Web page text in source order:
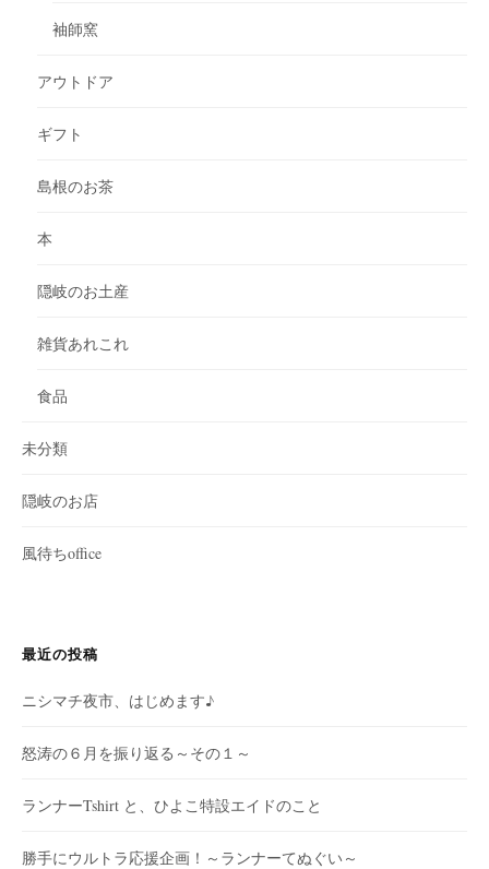
袖師窯
アウトドア
ギフト
島根のお茶
本
隠岐のお土産
雑貨あれこれ
食品
未分類
隠岐のお店
風待ちoffice
最近の投稿
ニシマチ夜市、はじめます♪
怒涛の６月を振り返る～その１～
ランナーTshirt と、ひよこ特設エイドのこと
勝手にウルトラ応援企画！～ランナーてぬぐい～